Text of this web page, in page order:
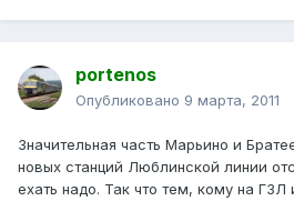
portenos
Опубликовано 9 марта, 2011
Значительная часть Марьино и
новых станций Люблинской линии
ехать надо. Так что тем, кому на